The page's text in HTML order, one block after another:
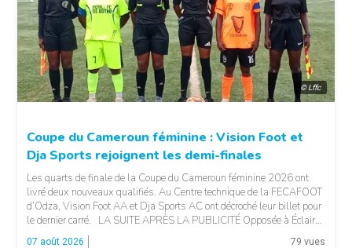
© Lffc
Coupe du Cameroun féminine : Vision Foot et
Dja Sports rejoignent les demi-finales
Les quarts de finale de la Coupe du Cameroun féminine 2026 ont
livré deux nouveaux qualifiés. Au Centre technique de la FECAFOOT
d’Odza, Vision Foot AA et Dja Sports AC ont décroché leur billet pour
le dernier carré. LA SUITE APRÈS LA PUBLICITÉ Opposée à Éclair
FF, Vision Foot a dû patienter jusqu’à la […]
07 août 2026 79 vues